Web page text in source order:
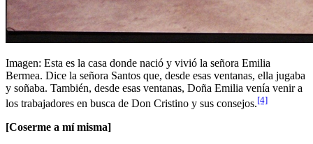
Imagen: Esta es la casa donde nació y vivió la señora Emilia
Bermea. Dice la señora Santos que, desde esas ventanas, ella jugaba
y soñaba. También, desde esas ventanas, Doña Emilia venía venir a
los trabajadores en busca de Don Cristino y sus consejos.[4]
[Coserme a mí misma]